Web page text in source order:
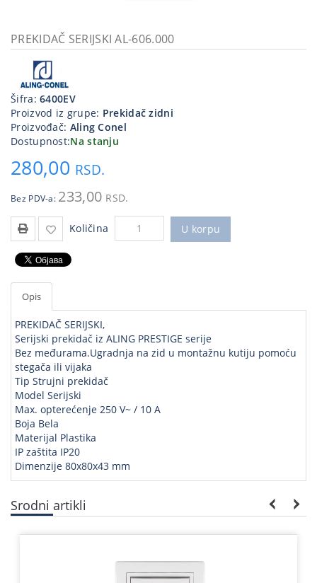
priključci
Kućna
tehnika
Poslovna
oprema,računari
Strujni
program
PREKIDAČ SERIJSKI AL-606.000
Šifra:6400EV
Proizvod iz grupe: Prekidač zidni
Proizvođač: Aling Conel
Dostupnost:Na stanju
280,00 RSD.
Bez PDV-a: 233,00 RSD.
Količina U korpu
Opis
PREKIDAČ SERIJSKI,
Serijski prekidač iz ALING PRESTIGE serije
Bez međurama.Ugradnja na zid u montažnu kutiju pomoću
stegača ili vijaka
Tip Strujni prekidač
Model Serijski
Max. opterećenje 250 V~ / 10 A
Boja Bela
Materijal Plastika
IP zaštita IP20
Dimenzije 80x80x43 mm
Srodni artikli